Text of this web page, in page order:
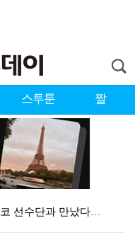
스투툰 짤
이강인, 드디어 아틀레티코 선수단과 만났다…시메오네 감…